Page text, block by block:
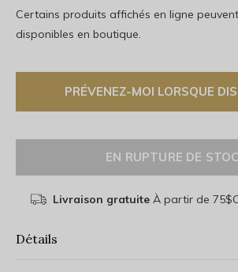
Certains produits affichés en ligne
disponibles en boutique.
PRÉVENEZ-MOI LORSQUE
EN RUPTURE DE
Livraison gratuiteÀ partir de
Détails